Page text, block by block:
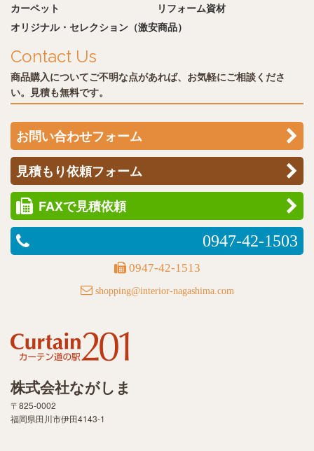
カーペット
リフォーム資材
オリジナル・セレクション（激安商品）
Contact Us
商品購入についてご不明な点があれば、お気軽にご相談くださ
い。見積も無料です。
お問い合わせフォーム
見積もり依頼フォーム
FAXで見積依頼
0947-42-1503
0947-42-1513
shopping@interior-nagashima.com
株式会社ながしま
〒825-0002
福岡県田川市伊田4143-1